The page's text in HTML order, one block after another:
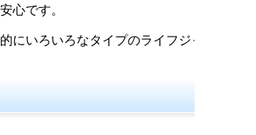
心です。
にいろいろなタイプのライフジャ